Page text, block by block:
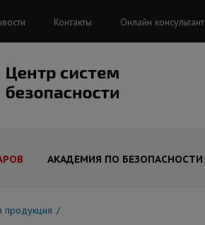
Контакты Онлайн консультант
АКАДЕМИЯ ПО БЕЗОПАСНОСТИ
продукция